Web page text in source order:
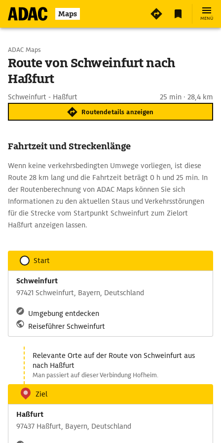
Maps MENÜ
Start wählen
Ziel eingeben
ADAC Maps
Route von Schweinfurt nach
Haßfurt
Schweinfurt - Haßfurt 25 min · 28,4 km
Routendetails anzeigen
Fahrtzeit und Streckenlänge
Wenn keine verkehrsbedingten Umwege vorliegen, ist diese
Route 28 km lang und die Fahrtzeit beträgt 0 h und 25 min. In
der Routenberechnung von ADAC Maps können Sie sich
Informationen zu den aktuellen Staus und Verkehrsstörungen
für die Strecke vom Startpunkt Schweinfurt zum Zielort
Haßfurt anzeigen lassen.
Start
Schweinfurt
97421 Schweinfurt, Bayern, Deutschland
Umgebung entdecken
Reiseführer Schweinfurt
Relevante Orte auf der Route von Schweinfurt aus
nach Haßfurt
Man passiert auf dieser Verbindung Hofheim.
Ziel
Haßfurt
97437 Haßfurt, Bayern, Deutschland